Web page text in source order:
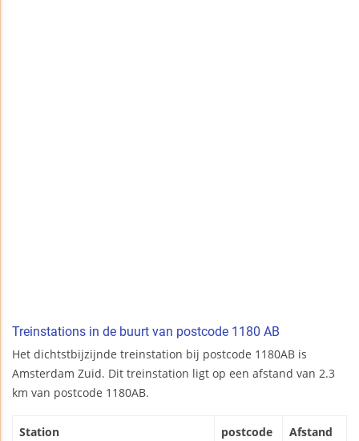
Treinstations in de buurt van postcode 1180 AB
Het dichtstbijzijnde treinstation bij postcode 1180AB is
Amsterdam Zuid. Dit treinstation ligt op een afstand van 2.3
km van postcode 1180AB.
Station postcode Afstand